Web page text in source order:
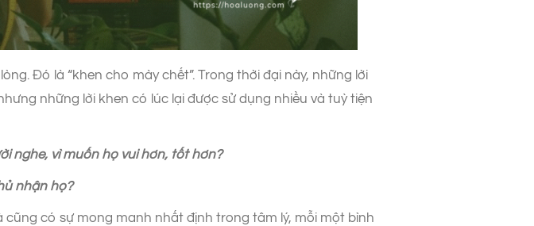
Đó là “khen cho mày chết”. Trong thời đại này, những lời
những lời khen có lúc lại được sử dụng nhiều và tuỳ tiện
nghe, vì muốn họ vui hơn, tốt hơn?
nhận họ?
có sự mong manh nhất định trong tâm lý, mỗi một bình